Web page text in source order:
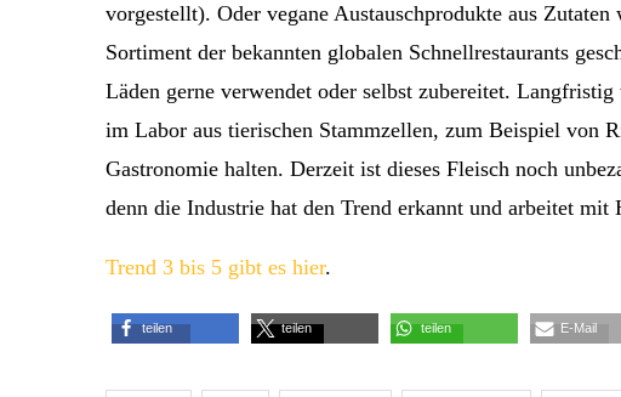
vorgestellt). Oder vegane Austauschprodukte aus
Sortiment der bekannten globalen Schnellrestaurants
Läden gerne verwendet oder selbst zubereitet.
im Labor aus tierischen Stammzellen, zum Beispiel von
Gastronomie halten. Derzeit ist dieses Fleisch noch
denn die Industrie hat den Trend erkannt und arbeitet
Trend 3 bis 5 gibt es hier.
teilen teilen teilen E-Mail